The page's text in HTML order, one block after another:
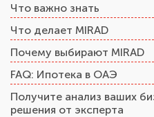
Что важно знать
Что делает MIRAD
Почему выбирают MIRAD
FAQ: Ипотека в ОАЭ
Получите анализ ваших
решения от эксперта